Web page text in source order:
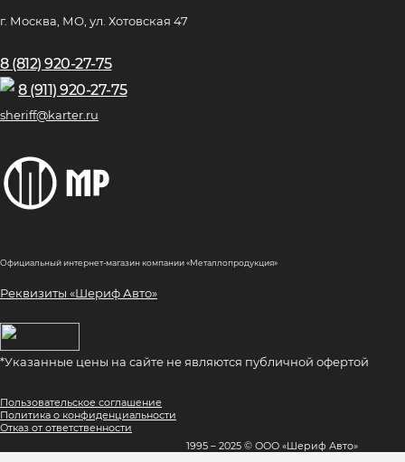
г. Москва, МО, ул. Хотовская 47
8 (812) 920-27-75
8 (911) 920-27-75
sheriff@karter.ru
Официальный интернет-магазин компании «Металлопродукция»
Реквизиты «Шериф Авто»
*Указанные цены на сайте не являются публичной офертой
Пользовательское соглашение
Политика о конфиденциальности
Отказ от ответственности
1995 – 2025 © ООО «Шериф Авто»